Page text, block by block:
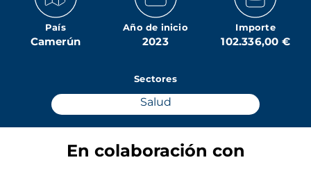
País
Camerún
Año de inicio
2023
Importe
102.336,00 €
Sectores
Salud
En colaboración con